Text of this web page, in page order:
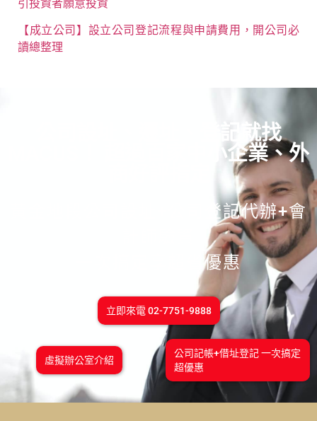
引投資者願意投資
【成立公司】設立公司登記流程與申請費用，開公司必
讀總整理
公司設址、遷址、登記就找
MACUS！ 超過百家中小企業、外
黃金地段公司設址+公司登記代辦+會
一次搞定享超省優惠
立即來電 02-7751-9888
虛擬辦公室介紹
公司記帳+借址登記 一次搞定
超優惠